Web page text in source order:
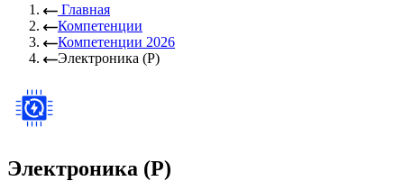
Главная
Компетенции
Компетенции 2026
Электроника (Р)
Электроника (Р)